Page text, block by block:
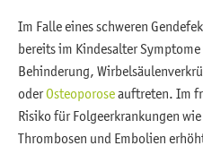
Im Falle eines schweren
bereits im Kindesalter
Behinderung,
oderOsteoporoseauftreten. Im
Risiko für Folgeerkrankungen
Thrombosen und Embolien